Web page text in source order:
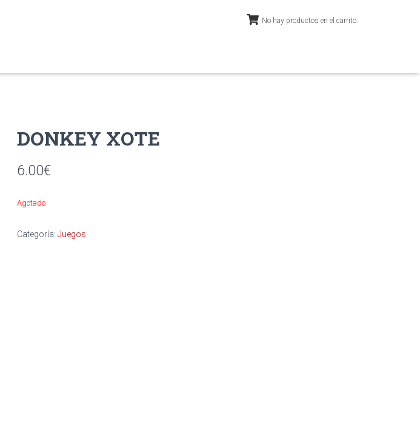
No hay productos en el carrito.
DONKEY XOTE
6.00€
Agotado
Categoría: Juegos